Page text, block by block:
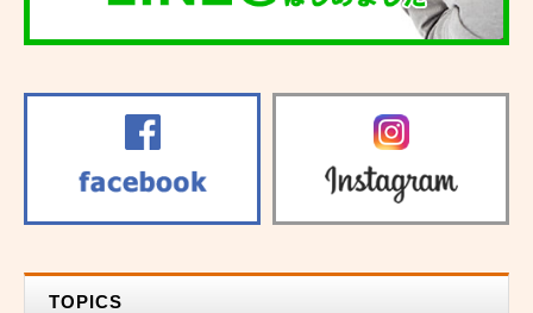
TOPICS